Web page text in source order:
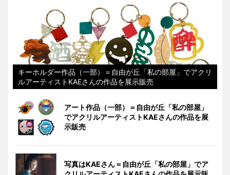
キーホルダー作品（一部）＝自由が丘「私の部屋」でアクリ
ルアーティストKAEさんの作品を展示販売
アート作品（一部）＝自由が丘「私の部屋」
でアクリルアーティストKAEさんの作品を展
示販売
写真はKAEさん＝自由が丘「私の部屋」でア